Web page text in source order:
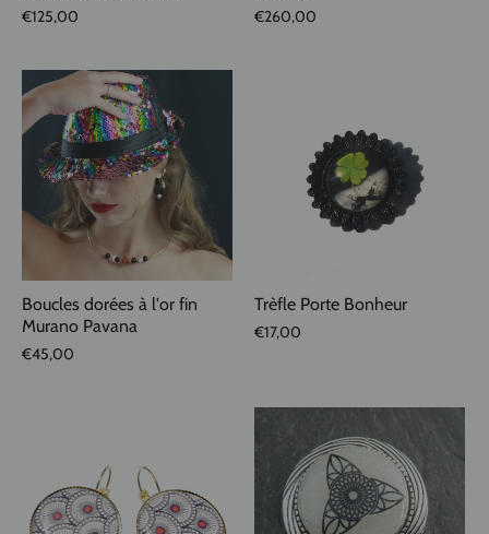
€125,00 €260,00
Boucles dorées à l'or fin
Murano Pavana
€45,00
Trèfle Porte Bonheur
€17,00